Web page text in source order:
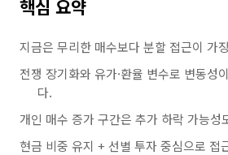
핵심 요약
지금은 무리한 매수보다 분할 접근이 가
전쟁 장기화와 유가·환율 변수로 변동성
다.
개인 매수 증가 구간은 추가 하락 가능성
현금 비중 유지 + 선별 투자 중심으로 접